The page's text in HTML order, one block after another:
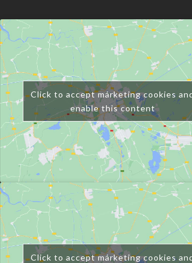
Click to accept márketing cookies
enable this content
Click to accept márketing cookies